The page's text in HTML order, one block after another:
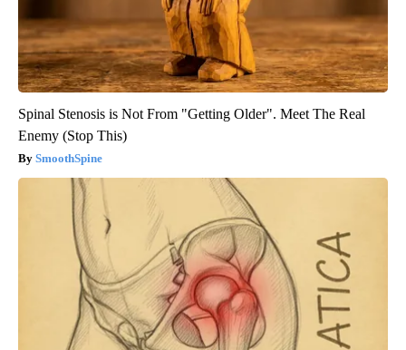
Spinal Stenosis is Not From "Getting Older". Meet The Real
Enemy (Stop This)
SmoothSpine